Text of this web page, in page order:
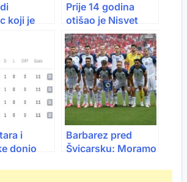
koji je
i kćerka
Prije 14 godina
otišao je Nisvet
Džanko, čovjek koji
je Bosnu pokazivao
srcem
i
donio
Barbarez pred
Švicarsku: Moramo